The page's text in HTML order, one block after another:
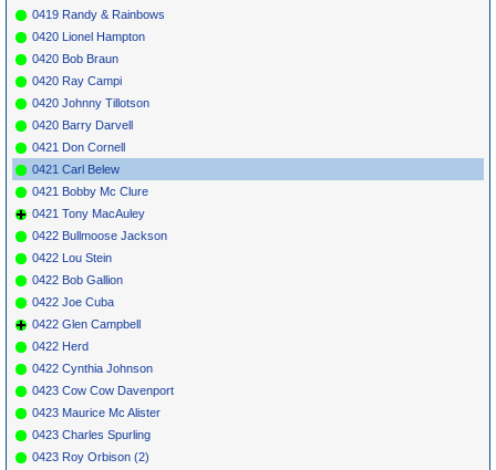
0419 Randy & Rainbows
0420 Lionel Hampton
0420 Bob Braun
0420 Ray Campi
0420 Johnny Tillotson
0420 Barry Darvell
0421 Don Cornell
0421 Carl Belew
0421 Bobby Mc Clure
0421 Tony MacAuley
0422 Bullmoose Jackson
0422 Lou Stein
0422 Bob Gallion
0422 Joe Cuba
0422 Glen Campbell
0422 Herd
0422 Cynthia Johnson
0423 Cow Cow Davenport
0423 Maurice Mc Alister
0423 Charles Spurling
0423 Roy Orbison (2)